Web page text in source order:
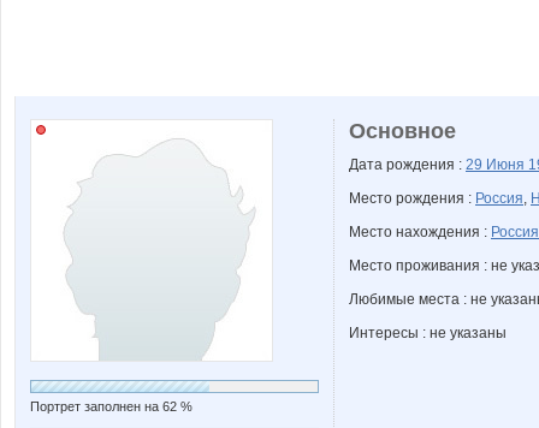
Портрет заполнен на 62 %
Основное
Дата рождения : 29 Июня
Место рождения : Россия,
Место нахождения : Россия
Место проживания : не
Любимые места : не
Интересы : не указаны